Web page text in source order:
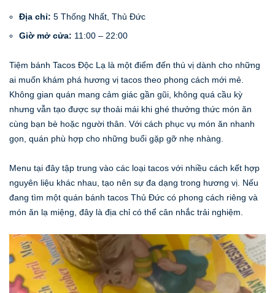
Địa chỉ: 5 Thống Nhất, Thủ Đức
Giờ mở cửa: 11:00 – 22:00
Tiệm bánh Tacos Độc Lạ là một điểm đến thú vị dành cho những
ai muốn khám phá hương vị tacos theo phong cách mới mẻ.
Không gian quán mang cảm giác gần gũi, không quá cầu kỳ
nhưng vẫn tạo được sự thoải mái khi ghé thưởng thức món ăn
cùng bạn bè hoặc người thân. Với cách phục vụ món ăn nhanh
gọn, quán phù hợp cho những buổi gặp gỡ nhẹ nhàng.
Menu tại đây tập trung vào các loại tacos với nhiều cách kết hợp
nguyên liệu khác nhau, tạo nên sự đa dạng trong hương vị. Nếu
đang tìm một quán bánh tacos Thủ Đức có phong cách riêng và
món ăn lạ miệng, đây là địa chỉ có thể cân nhắc trải nghiệm.